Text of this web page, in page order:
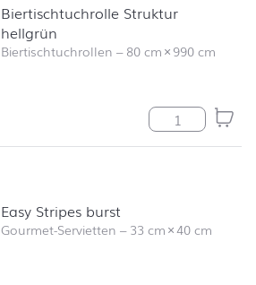
Biertischtuchrolle Struktur
hellgrün
Biertischtuchrollen –80 cm×990 cm
Easy Stripes burst
Gourmet-Servietten –33 cm×40 cm